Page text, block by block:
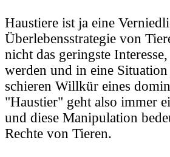
Haustiere ist ja eine
Überlebensstrategie von
nicht das geringste
werden und in eine
schieren Willkür eines
"Haustier" geht also immer
und diese Manipulation
Rechte von Tieren.